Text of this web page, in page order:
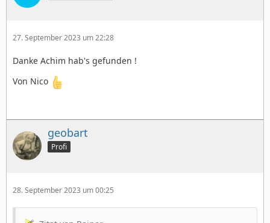
27. September 2023 um 22:28
Danke Achim hab's gefunden !
Von Nico
geobart
Profi
28. September 2023 um 00:25